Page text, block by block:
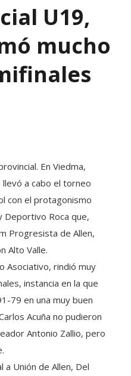
U19,
mucho
En Viedma,
a cabo el torneo
con el protagonismo
Roca que,
Progresista de Allen,
Alto Valle.
Asociativo, rindió muy
instancia en la que
79 en una muy buen
Acuña no pudieron
Antonio Zallio, pero
a Unión de Allen, Del